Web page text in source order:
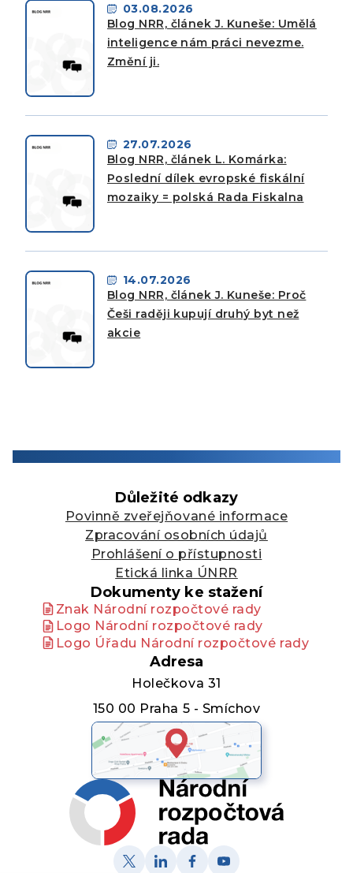
03.08.2026
Blog NRR, článek J. Kuneše: Umělá
inteligence nám práci nevezme.
Změní ji.
27.07.2026
Blog NRR, článek L. Komárka:
Poslední dílek evropské fiskální
mozaiky = polská Rada Fiskalna
14.07.2026
Blog NRR, článek J. Kuneše: Proč
Češi raději kupují druhý byt než
akcie
Důležité odkazy
Povinně zveřejňované informace
Zpracování osobních údajů
Prohlášení o přístupnosti
Etická linka ÚNRR
Dokumenty ke stažení
Znak Národní rozpočtové rady
Logo Národní rozpočtové rady
Logo Úřadu Národní rozpočtové rady
Adresa
Holečkova 31
150 00 Praha 5 - Smíchov